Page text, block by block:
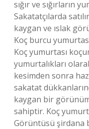
sığır ve sığırların
Sakatatçılarda
kaygan ve ıslak
Koç burcu
Koç yumurtası
yumurtalıkları
kesimden sonra
sakatat
kaygan bir
sahiptir. Koç
Görüntüsü şirdana